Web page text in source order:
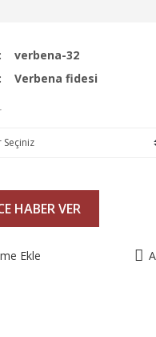
verbena-32
Verbena fidesi
HABER VER
Ekle